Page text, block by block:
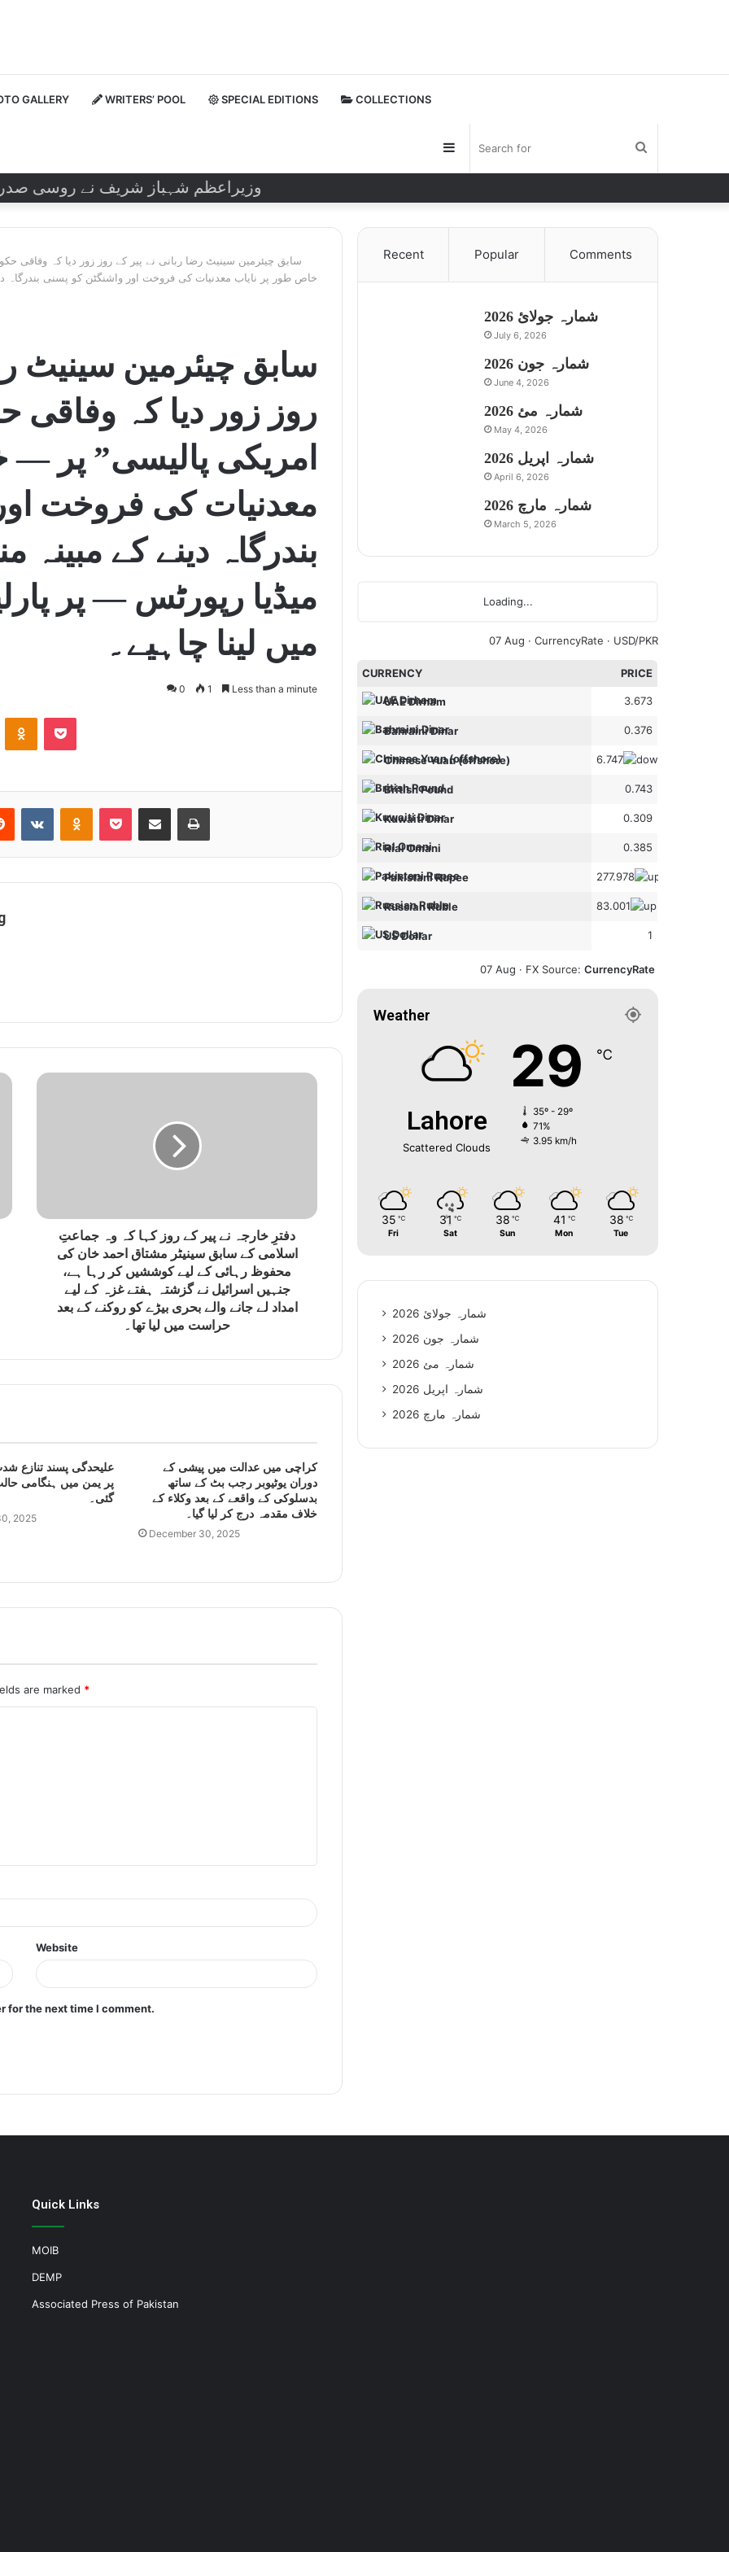
GALLERY WRITERS’ POOL SPECIAL EDITIONS COLLECTIONS
Sidebar
وزیراعظم شہباز شریف نے روسی صدر
سابق چیئرمین سینیٹ رضا ربانی نے پیر کے روز زور دیا کہ وفاقی
خاص طور پر نایاب معدنیات کی فروخت اور واشنگٹن کو پسنی بندرگاہ
سابق چیئرمین سینیٹ
روز زور دیا کہ وفاقی
امریکی پالیسی” پر
معدنیات کی فروخت
بندرگاہ دینے کے
میڈیا رپورٹس — پر
میں لینا چاہیے۔
0 1 Less than a minute
دفترِ خارجہ نے پیر کے روز کہا کہ وہ جماعتِ
اسلامی کے سابق سینیٹر مشتاق احمد خان کی
محفوظ رہائی کے لیے کوششیں کر رہا ہے،
جنہیں اسرائیل نے گزشتہ ہفتے غزہ کے لیے
امداد لے جانے والے بحری بیڑے کو روکنے کے بعد
حراست میں لیا تھا۔
علیحدگی پسند تنازع
پر یمن میں ہنگامی
گئی۔
2025
کراچی میں عدالت میں پیشی کے
دوران یوٹیوبر رجب بٹ کے ساتھ
بدسلوکی کے واقعے کے بعد وکلاء کے
خلاف مقدمہ درج کر لیا گیا۔
December 30, 2025
are marked *
Website
for the next time I comment.
Recent Popular Comments
شمارہ جولائ 2026
July 6, 2026
شمارہ جون 2026
June 4, 2026
شمارہ مئ 2026
May 4, 2026
شمارہ اپریل 2026
April 6, 2026
شمارہ مارچ 2026
March 5, 2026
Loading...
07 Aug · CurrencyRate · USD/PKR
CURRENCY PRICE
UAE Dirham 3.673
Bahraini Dinar 0.376
Chinese Yuan (offshore) 6.747
British Pound 0.743
Kuwaiti Dinar 0.309
Rial Omani 0.385
Pakistani Rupee 277.978
Russian Ruble 83.001
US Dollar 1
07 Aug · FX Source: CurrencyRate
Weather
Lahore
Scattered Clouds
29 ℃
35º - 29º
71%
3.95 km/h
35 ℃
Fri
31 ℃
Sat
38 ℃
Sun
41 ℃
Mon
38 ℃
Tue
شمارہ جولائ 2026
شمارہ جون 2026
شمارہ مئ 2026
شمارہ اپریل 2026
شمارہ مارچ 2026
Quick Links
MOIB
DEMP
Associated Press of Pakistan